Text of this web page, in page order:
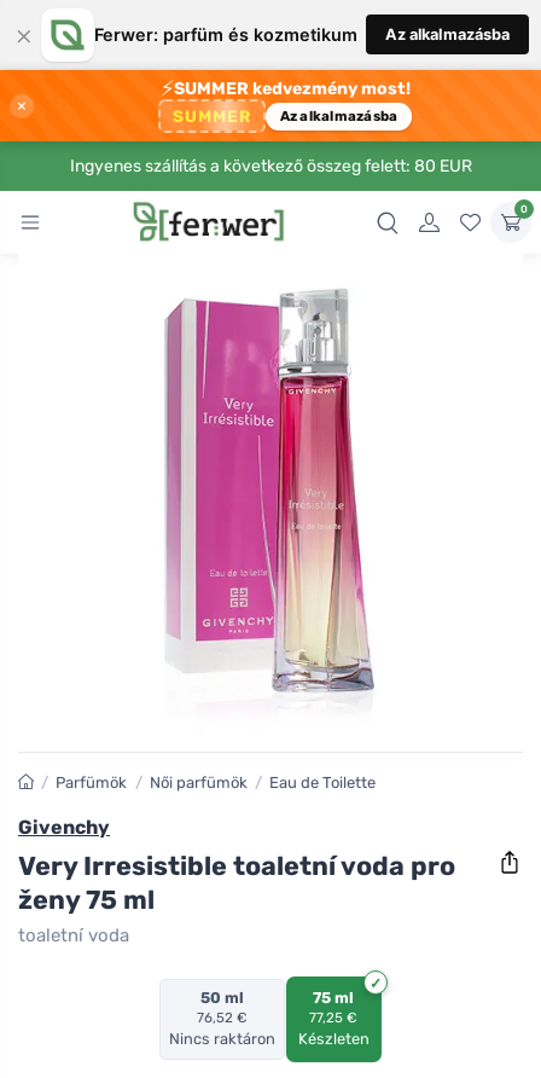
× Ferwer: parfüm és kozmetikum Az alkalmazásba
×
⚡SUMMER kedvezmény most!
SUMMER Az alkalmazásba
Ingyenes szállítás a következő összeg felett: 80 EUR
0
/ Parfümök / Női parfümök / Eau de Toilette
Givenchy
Very Irresistible toaletní voda pro
ženy 75 ml
toaletní voda
50 ml
76,52 €
Nincs raktáron
75 ml
77,25 €
Készleten